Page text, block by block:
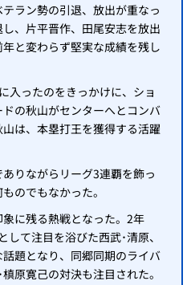
ラン勢の引退、放出が重なっ
、片平晋作、田尾安志を放出
と変わらず堅実な成績を残し
入ったのをきっかけに、ショ
の秋山がセンターへとコンバ
は、本塁打王を獲得する活躍
りながらリーグ3連覇を飾っ
のでもなかった。
に残る熱戦となった。2年
て注目を浴びた西武･清原、
題となり、同郷同期のライバ
原寛己の対決も注目された。